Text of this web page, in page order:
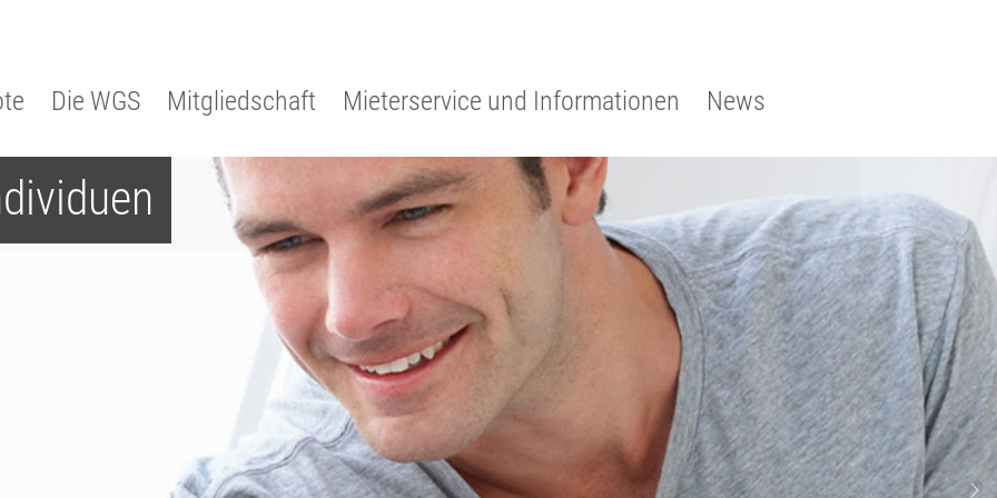
Die WGS Mitgliedschaft Mieterservice und Informationen News